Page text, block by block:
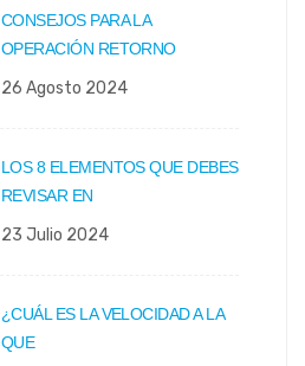
CONSEJOS PARA LA
OPERACIÓN RETORNO
26 Agosto 2024
LOS 8 ELEMENTOS QUE DEBES
REVISAR EN
23 Julio 2024
¿CUÁL ES LA VELOCIDAD A LA
QUE